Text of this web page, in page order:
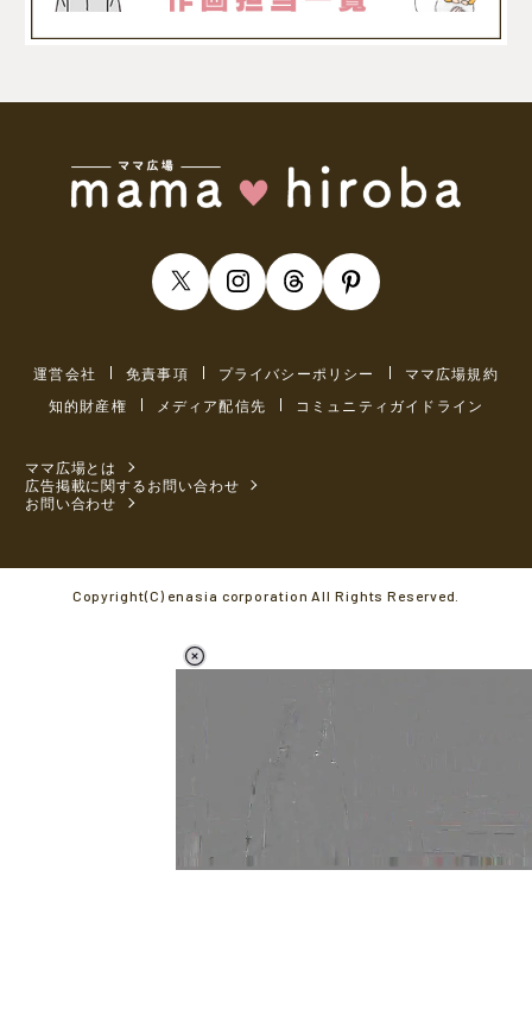
L
運営会社 免責事項 プライバシーポリシー
ママ広場規約
知的財産権
メディア配信先 コミュニティガイドライン
ママ広場とは
広告掲載に関するお問い合わせ
お問い合わせ
Copyright(C) enasia corporation All Rights Reserved.